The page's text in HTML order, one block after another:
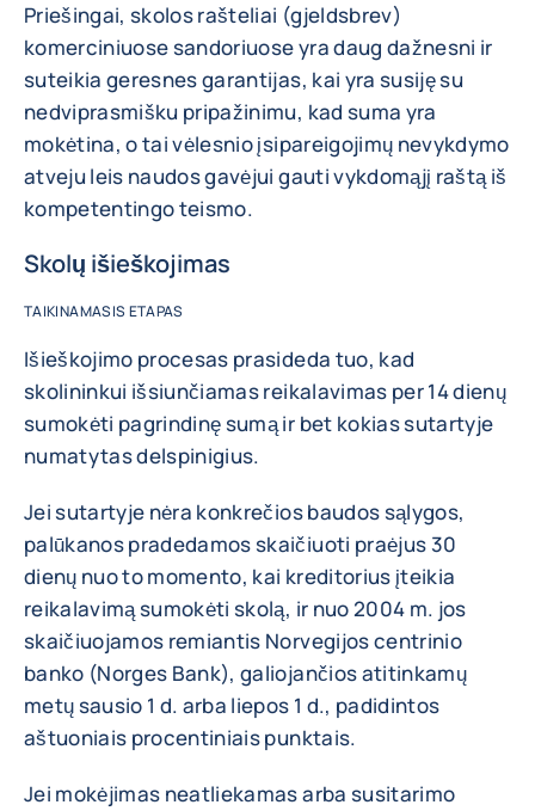
Priešingai, skolos rašteliai (gjeldsbrev)
komerciniuose sandoriuose yra daug dažnesni ir
suteikia geresnes garantijas, kai yra susiję su
nedviprasmišku pripažinimu, kad suma yra
mokėtina, o tai vėlesnio įsipareigojimų nevykdymo
atveju leis naudos gavėjui gauti vykdomąjį raštą iš
kompetentingo teismo.
Skolų išieškojimas
TAIKINAMASIS ETAPAS
Išieškojimo procesas prasideda tuo, kad
skolininkui išsiunčiamas reikalavimas per 14 dienų
sumokėti pagrindinę sumą ir bet kokias sutartyje
numatytas delspinigius.
Jei sutartyje nėra konkrečios baudos sąlygos,
palūkanos pradedamos skaičiuoti praėjus 30
dienų nuo to momento, kai kreditorius įteikia
reikalavimą sumokėti skolą, ir nuo 2004 m. jos
skaičiuojamos remiantis Norvegijos centrinio
banko (Norges Bank), galiojančios atitinkamų
metų sausio 1 d. arba liepos 1 d., padidintos
aštuoniais procentiniais punktais.
Jei mokėjimas neatliekamas arba susitarimo